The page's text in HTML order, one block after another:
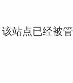
站点已经被